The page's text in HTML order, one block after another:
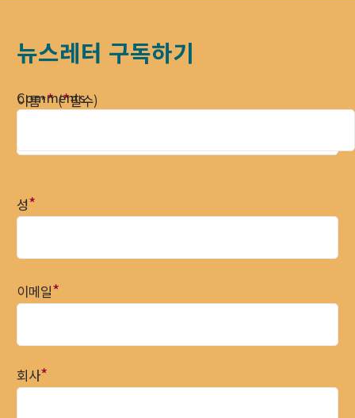
뉴스레터 구독하기
Comments
이름**(*필수)
성*
이메일*
회사*